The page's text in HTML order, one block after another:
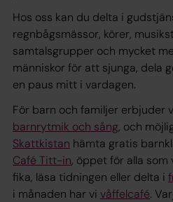
Hos oss kan du delta i
regnbågsmässor, körer,
samtalsgrupper och mycket
människor för att sjunga, dela
en paus mitt i vardagen.
För barn och familjer erbjuder
barnrytmik och sång, och
Skattkistan hämta gratis
Café Titt-in, öppet för alla som
fika, läsa tidningen eller delta i
i månaden har vi våffelcafé.